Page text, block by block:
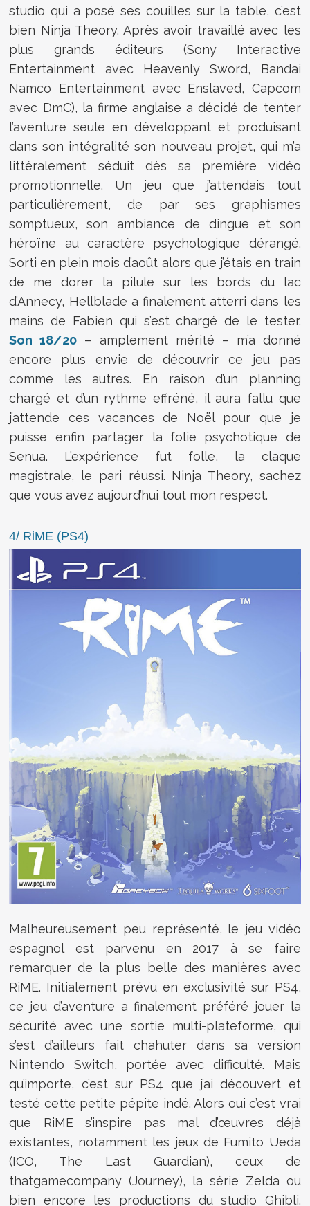
studio qui a posé ses couilles sur la table, c’est
bien Ninja Theory. Après avoir travaillé avec les
plus grands éditeurs (Sony Interactive
Entertainment avec Heavenly Sword, Bandai
Namco Entertainment avec Enslaved, Capcom
avec DmC), la firme anglaise a décidé de tenter
l’aventure seule en développant et produisant
dans son intégralité son nouveau projet, qui m’a
littéralement séduit dès sa première vidéo
promotionnelle. Un jeu que j’attendais tout
particulièrement, de par ses graphismes
somptueux, son ambiance de dingue et son
héroïne au caractère psychologique dérangé.
Sorti en plein mois d’août alors que j’étais en train
de me dorer la pilule sur les bords du lac
d’Annecy, Hellblade a finalement atterri dans les
mains de Fabien qui s’est chargé de le tester.
Son 18/20 – amplement mérité – m’a donné
encore plus envie de découvrir ce jeu pas
comme les autres. En raison d’un planning
chargé et d’un rythme effréné, il aura fallu que
j’attende ces vacances de Noël pour que je
puisse enfin partager la folie psychotique de
Senua. L’expérience fut folle, la claque
magistrale, le pari réussi. Ninja Theory, sachez
que vous avez aujourd’hui tout mon respect.
4/ RiME (PS4)
Malheureusement peu représenté, le jeu vidéo
espagnol est parvenu en 2017 à se faire
remarquer de la plus belle des manières avec
RiME. Initialement prévu en exclusivité sur PS4,
ce jeu d’aventure a finalement préféré jouer la
sécurité avec une sortie multi-plateforme, qui
s’est d’ailleurs fait chahuter dans sa version
Nintendo Switch, portée avec difficulté. Mais
qu’importe, c’est sur PS4 que j’ai découvert et
testé cette petite pépite indé. Alors oui c’est vrai
que RiME s’inspire pas mal d’œuvres déjà
existantes, notamment les jeux de Fumito Ueda
(ICO, The Last Guardian), ceux de
thatgamecompany (Journey), la série Zelda ou
bien encore les productions du studio Ghibli.